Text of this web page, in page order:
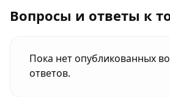
Вопросы и ответы к
Пока нет опубликованных
ответов.